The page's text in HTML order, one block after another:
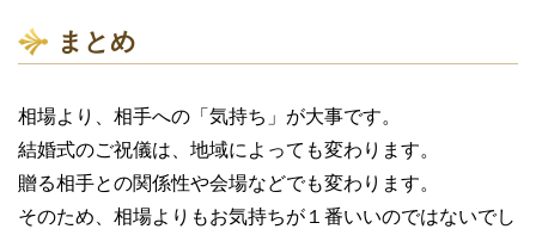
まとめ
相場より、相手への「気持ち」が大事です。
結婚式のご祝儀は、地域によっても変わります。
贈る相手との関係性や会場などでも変わります。
そのため、相場よりもお気持ちが１番いいのではないでし